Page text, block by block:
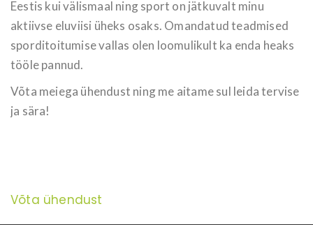
Eestis kui välismaal ning sport on jätkuvalt minu
aktiivse eluviisi üheks osaks. Omandatud teadmised
sporditoitumise vallas olen loomulikult ka enda heaks
tööle pannud.
Võta meiega ühendust ning me aitame sul leida tervise
ja sära!
Võta ühendust